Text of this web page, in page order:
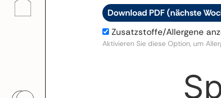
Download PDF (nächste
Zusatzstoffe/Allergene
Aktivieren Sie diese Option, um